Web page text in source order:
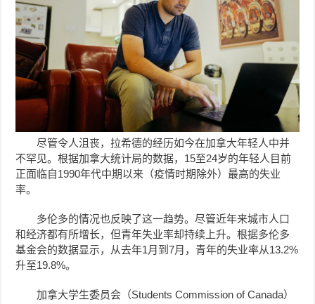
尽管令人沮丧，拉希德的经历如今在加拿大年轻人中并
不罕见。根据加拿大统计局的数据，15至24岁的年轻人目前
正面临自1990年代中期以来（疫情时期除外）最高的失业
率。
多伦多的情况也反映了这一趋势。尽管近年来城市人口
和经济都有所增长，但青年失业率却持续上升。根据多伦多
基金会的数据显示，从去年1月到7月，青年的失业率从13.2%
升至19.8%。
加拿大学生委员会（Students Commission of Canada）